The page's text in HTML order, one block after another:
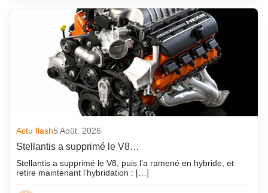
Actu flash5 Août. 2026
Stellantis a supprimé le V8…
Stellantis a supprimé le V8, puis l’a ramené en hybride, et
retire maintenant l’hybridation : […]